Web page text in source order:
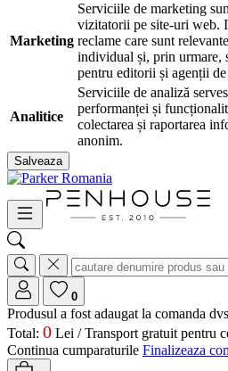
Marketing
Serviciile de marketing
vizitatorii pe site-uri web.
reclame care sunt
individual și, prin urmare,
pentru editorii și agenții
Analitice
Serviciile de analiză
performanței și
colectarea și raportarea
anonim.
Salveaza
0
Produsul a fost adaugat la comanda
Total: 0 Lei /Transport gratuit pentru
Continua cumparaturile Finalizeaza